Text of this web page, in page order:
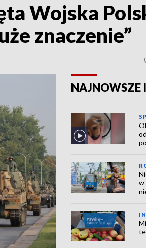
Wojska
znaczenie”
NAJNOWSZE
w